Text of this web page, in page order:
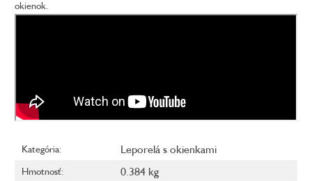
okienok.
Kategória: Leporelá s okienkami
Hmotnosť: 0.384 kg